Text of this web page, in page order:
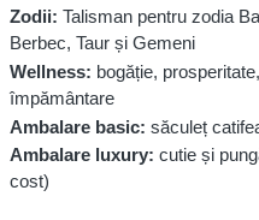
Zodii: Talisman pentru zodia
Berbec, Taur și Gemeni
Wellness: bogăție,
împământare
Ambalare basic: săculeț
Ambalare luxury: cutie și
cost)